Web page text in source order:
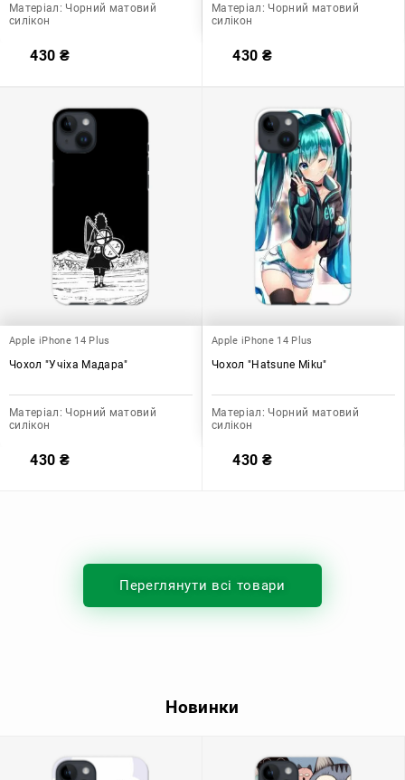
Матеріал: Чорний матовий
силікон
430 ₴
Матеріал: Чорний матовий
силікон
430 ₴
Apple iPhone 14 Plus
Чохол "Учіха Мадара"
Матеріал: Чорний матовий
силікон
430 ₴
Apple iPhone 14 Plus
Чохол "Hatsune Miku"
Матеріал: Чорний матовий
силікон
430 ₴
Переглянути всі товари
Новинки